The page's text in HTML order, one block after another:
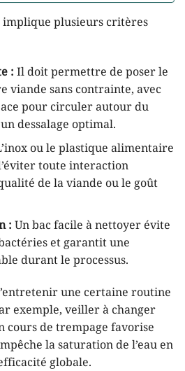
implique plusieurs critères
: Il doit permettre de poser le
viande sans contrainte, avec
pour circuler autour du
dessalage optimal.
ou le plastique alimentaire
toute interaction
de la viande ou le goût
: Un bac facile à nettoyer évite
et garantit une
durant le processus.
une certaine routine
exemple, veiller à changer
cours de trempage favorise
la saturation de l’eau en
globale.